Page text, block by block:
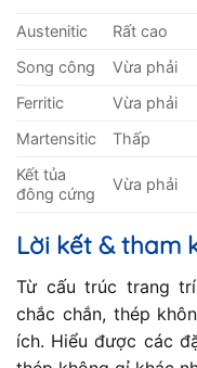
Austenitic Rất cao
Song công
Vừa phải
Ferritic
Vừa phải
Martensitic
Thấp
Kết tủa
đông cứng
Vừa phải
Lời kết & tham
Từ cấu trúc trang
chắc chắn, thép
ích. Hiểu được các